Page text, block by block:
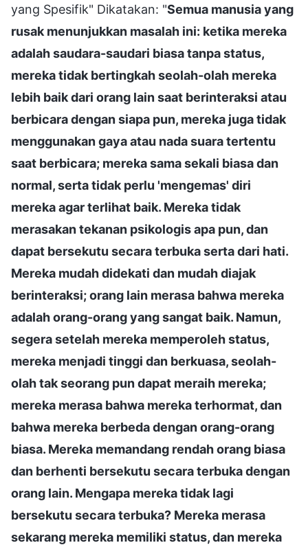
yang Spesifik" Dikatakan: "Semua manusia yang
rusak menunjukkan masalah ini: ketika mereka
adalah saudara-saudari biasa tanpa status,
mereka tidak bertingkah seolah-olah mereka
lebih baik dari orang lain saat berinteraksi atau
berbicara dengan siapa pun, mereka juga tidak
menggunakan gaya atau nada suara tertentu
saat berbicara; mereka sama sekali biasa dan
normal, serta tidak perlu 'mengemas' diri
mereka agar terlihat baik. Mereka tidak
merasakan tekanan psikologis apa pun, dan
dapat bersekutu secara terbuka serta dari hati.
Mereka mudah didekati dan mudah diajak
berinteraksi; orang lain merasa bahwa mereka
adalah orang-orang yang sangat baik. Namun,
segera setelah mereka memperoleh status,
mereka menjadi tinggi dan berkuasa, seolah-
olah tak seorang pun dapat meraih mereka;
mereka merasa bahwa mereka terhormat, dan
bahwa mereka berbeda dengan orang-orang
biasa. Mereka memandang rendah orang biasa
dan berhenti bersekutu secara terbuka dengan
orang lain. Mengapa mereka tidak lagi
bersekutu secara terbuka? Mereka merasa
sekarang mereka memiliki status, dan mereka